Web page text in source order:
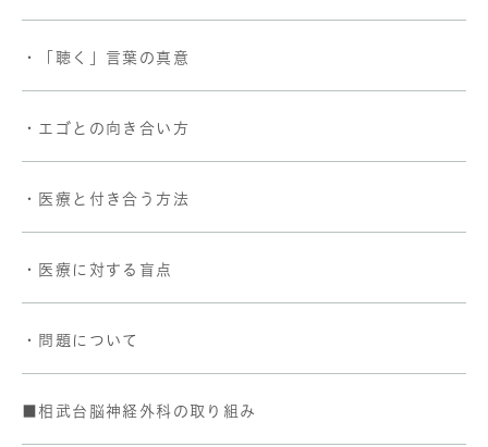
・「聴く」言葉の真意
・エゴとの向き合い方
・医療と付き合う方法
・医療に対する盲点
・問題について
■相武台脳神経外科の取り組み